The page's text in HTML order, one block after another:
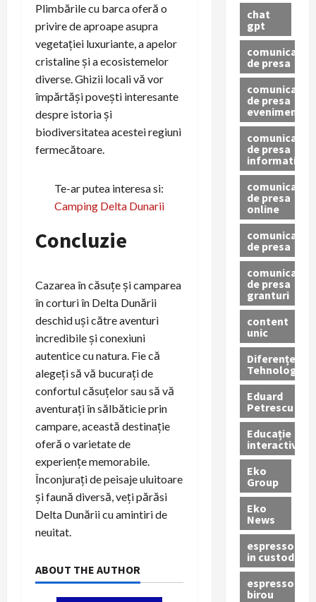
Plimbările cu barca oferă o
privire de aproape asupra
vegetației luxuriante, a apelor
cristaline și a ecosistemelor
diverse. Ghizii locali vă vor
împărtăși povești interesante
despre istoria și
biodiversitatea acestei regiuni
fermecătoare.
Te-ar putea interesa si:
Camping Delta Dunarii
Concluzie
Cazarea în căsuțe și camparea
în corturi în Delta Dunării
deschid uși către aventuri
incredibile și conexiuni
autentice cu natura. Fie că
alegeți să vă bucurați de
confortul căsuțelor sau să vă
aventurați în sălbăticie prin
campare, această destinație
oferă o varietate de
experiențe memorabile.
Înconjurați de peisaje uluitoare
și faună diversă, veți părăsi
Delta Dunării cu amintiri de
neuitat.
ABOUT THE AUTHOR
chat
gpt
comunicat
de presa
comunicat
de presa
eveniment
comunicat
de presa
informativ
comunicat
de presa
online
comunicate
de presa
comunicate
de presa
granturi
content
unic
Diferențe
Tehnologice
Eduard
Petrescu
Educație
interactivă
Eko
Group
Eko
News
espressoare
in custodie
espressor
birou